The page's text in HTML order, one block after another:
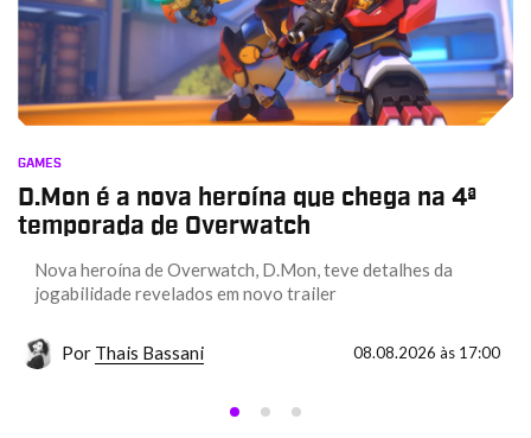
GAMES
D.Mon é a nova heroína que chega na 4ª
temporada de Overwatch
Nova heroína de Overwatch, D.Mon, teve detalhes da
jogabilidade revelados em novo trailer
Por Thais Bassani 08.08.2026 às 17:00